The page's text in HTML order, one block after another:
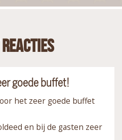
goede buffet!
het zeer goede buffet
en bij de gasten zeer